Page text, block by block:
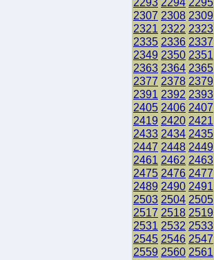
2307 2308 2309
2321 2322 2323
2335 2336 2337
2349 2350 2351
2363 2364 2365
2377 2378 2379
2391 2392 2393
2405 2406 2407
2419 2420 2421
2433 2434 2435
2447 2448 2449
2461 2462 2463
2475 2476 2477
2489 2490 2491
2503 2504 2505
2517 2518 2519
2531 2532 2533
2545 2546 2547
2559 2560 2561